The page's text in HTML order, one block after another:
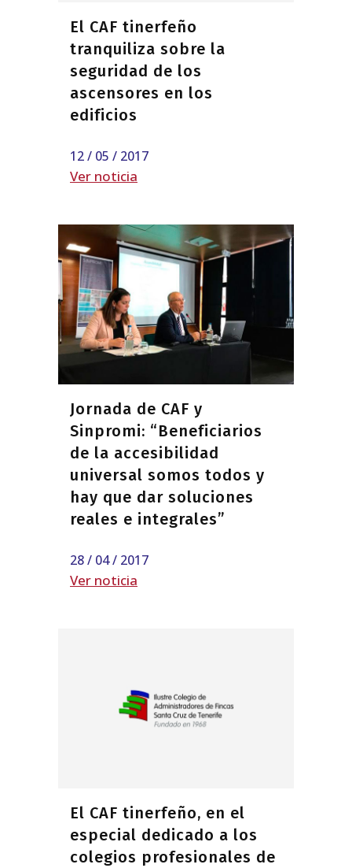
El CAF tinerfeño
tranquiliza sobre la
seguridad de los
ascensores en los
edificios
12 / 05 / 2017
Ver noticia
Jornada de CAF y
Sinpromi: “Beneficiarios
de la accesibilidad
universal somos todos y
hay que dar soluciones
reales e integrales”
28 / 04 / 2017
Ver noticia
El CAF tinerfeño, en el
especial dedicado a los
colegios profesionales de